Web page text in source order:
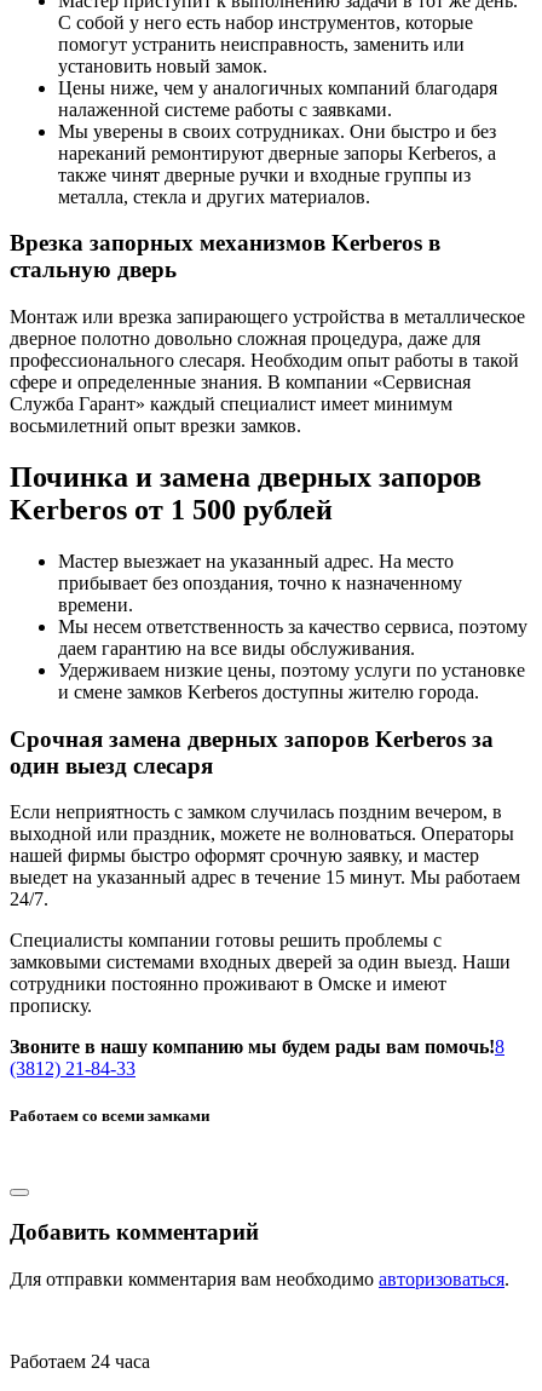
С собой у него есть набор инструментов, которые
помогут устранить неисправность, заменить или
установить новый замок.
Цены ниже, чем у аналогичных компаний благодаря
налаженной системе работы с заявками.
Мы уверены в своих сотрудниках. Они быстро и без
нареканий ремонтируют дверные запоры Kerberos, а
также чинят дверные ручки и входные группы из
металла, стекла и других материалов.
Врезка запорных механизмов Kerberos в
стальную дверь
Монтаж или врезка запирающего устройства в металлическое
дверное полотно довольно сложная процедура, даже для
профессионального слесаря. Необходим опыт работы в такой
сфере и определенные знания. В компании «Сервисная
Служба Гарант» каждый специалист имеет минимум
восьмилетний опыт врезки замков.
Починка и замена дверных запоров
Kerberos от 1 500 рублей
Мастер выезжает на указанный адрес. На место
прибывает без опоздания, точно к назначенному
времени.
Мы несем ответственность за качество сервиса, поэтому
даем гарантию на все виды обслуживания.
Удерживаем низкие цены, поэтому услуги по установке
и смене замков Kerberos доступны жителю города.
Срочная замена дверных запоров Kerberos за
один выезд слесаря
Если неприятность с замком случилась поздним вечером, в
выходной или праздник, можете не волноваться. Операторы
нашей фирмы быстро оформят срочную заявку, и мастер
выедет на указанный адрес в течение 15 минут. Мы работаем
24/7.
Специалисты компании готовы решить проблемы с
замковыми системами входных дверей за один выезд. Наши
сотрудники постоянно проживают в Омске и имеют
прописку.
Звоните в нашу компанию мы будем рады вам помочь!8
(3812) 21-84-33
Работаем со всеми замками
Добавить комментарий
Для отправки комментария вам необходимо авторизоваться.
Работаем 24 часа